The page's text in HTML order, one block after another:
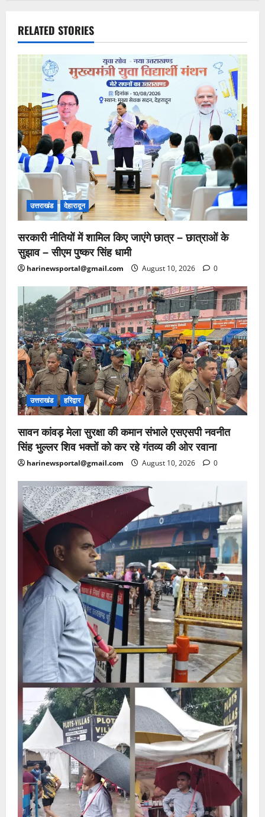
RELATED STORIES
उत्तराखंड देहारादून
सरकारी नीतियों में शामिल किए जाएंगे छात्र – छात्राओं के
सुझाव – सीएम पुष्कर सिंह धामी
harinewsportal@gmail.com August 10, 2026 0
उत्तराखंड हरिद्वार
सावन कांवड़ मेला सुरक्षा की कमान संभाले एसएसपी नवनीत
सिंह भुल्लर शिव भक्तों को कर रहे गंतव्य की ओर रवाना
harinewsportal@gmail.com August 10, 2026 0